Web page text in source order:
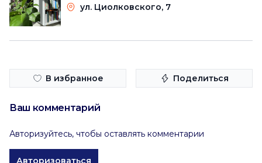
ул. Циолковского, 7
В избранное Поделиться
Ваш комментарий
Авторизуйтесь, чтобы оставлять комментарии
Авторизоваться